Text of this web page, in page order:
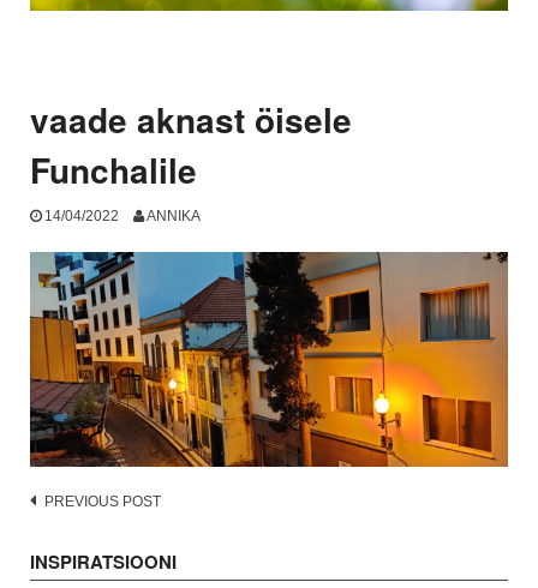
vaade aknast öisele
Funchalile
14/04/2022 ANNIKA
Post
PREVIOUS POST
INSPIRATSIOONI